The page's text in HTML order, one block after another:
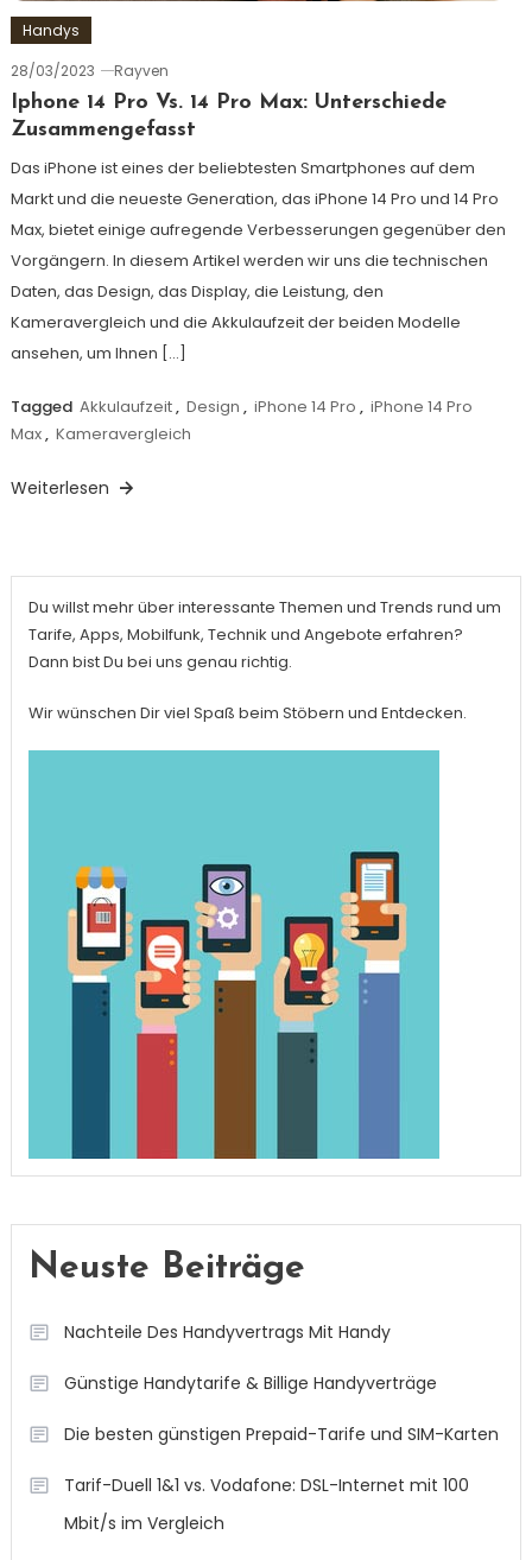
Handys
28/03/2023
Rayven
Iphone 14 Pro Vs. 14 Pro Max: Unterschiede
Zusammengefasst
Das iPhone ist eines der beliebtesten Smartphones auf dem
Markt und die neueste Generation, das iPhone 14 Pro und 14 Pro
Max, bietet einige aufregende Verbesserungen gegenüber den
Vorgängern. In diesem Artikel werden wir uns die technischen
Daten, das Design, das Display, die Leistung, den
Kameravergleich und die Akkulaufzeit der beiden Modelle
ansehen, um Ihnen […]
Tagged Akkulaufzeit, Design , iPhone 14 Pro , iPhone 14 Pro
Max, Kameravergleich
Weiterlesen
Du willst mehr über interessante Themen und Trends rund um
Tarife, Apps, Mobilfunk, Technik und Angebote erfahren?
Dann bist Du bei uns genau richtig.
Wir wünschen Dir viel Spaß beim Stöbern und Entdecken.
Neuste Beiträge
Nachteile Des Handyvertrags Mit Handy
Günstige Handytarife & Billige Handyverträge
Die besten günstigen Prepaid-Tarife und SIM-Karten
Tarif-Duell 1&1 vs. Vodafone: DSL-Internet mit 100
Mbit/s im Vergleich